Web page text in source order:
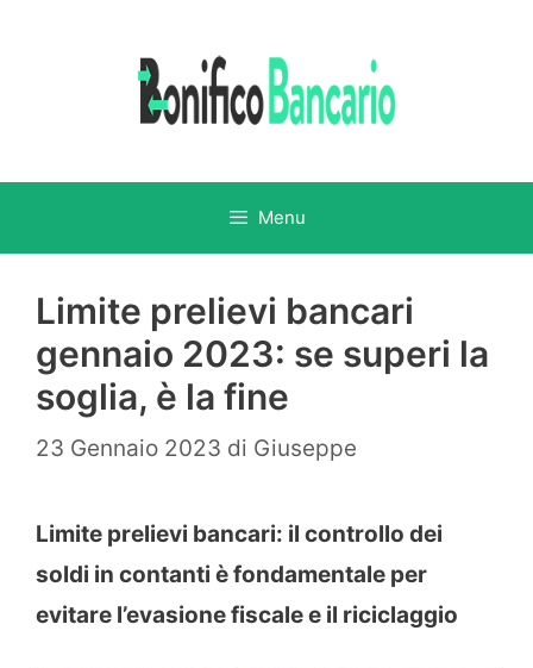
Menu
Limite prelievi bancari
gennaio 2023: se superi la
soglia, è la fine
23 Gennaio 2023 di Giuseppe
Limite prelievi bancari: il controllo dei
soldi in contanti è fondamentale per
evitare l’evasione fiscale e il riciclaggio